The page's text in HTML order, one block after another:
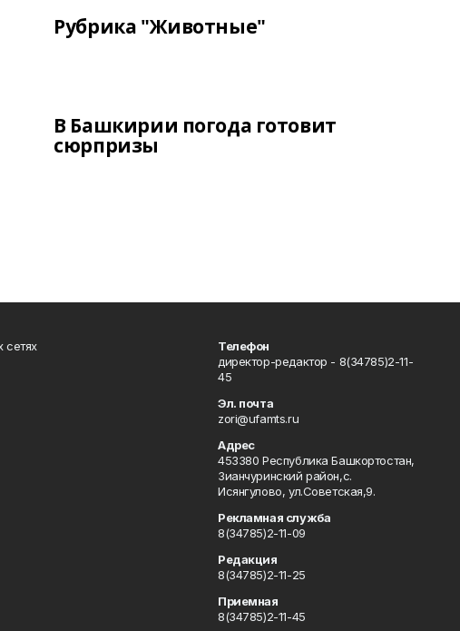
Рубрика "Животные"
В Башкирии погода готовит
сюрпризы
сетях
Телефон
директор-редактор - 8(34785)2-11-
45
Эл. почта
zori@ufamts.ru
Адрес
453380 Республика Башкортостан,
Зианчуринский район,с.
Исянгулово, ул.Советская,9.
Рекламная служба
8(34785)2-11-09
Редакция
8(34785)2-11-25
Приемная
8(34785)2-11-45